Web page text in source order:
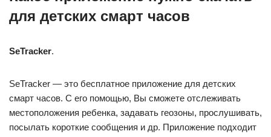
для детских смарт часов
SeTracker.
SeTracker — это бесплатное приложение для детских
смарт часов. С его помощью, Вы сможете отслеживать
местоположения ребенка, задавать геозоны, прослушивать,
посылать короткие сообщения и др. Приложение подходит